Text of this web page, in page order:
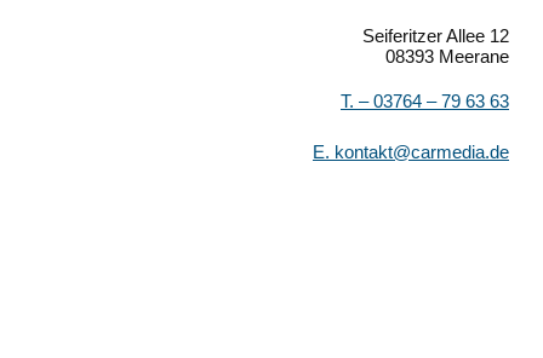
Seiferitzer Allee 12
08393 Meerane
T. –03764 – 79 63 63
E. kontakt@carmedia.de